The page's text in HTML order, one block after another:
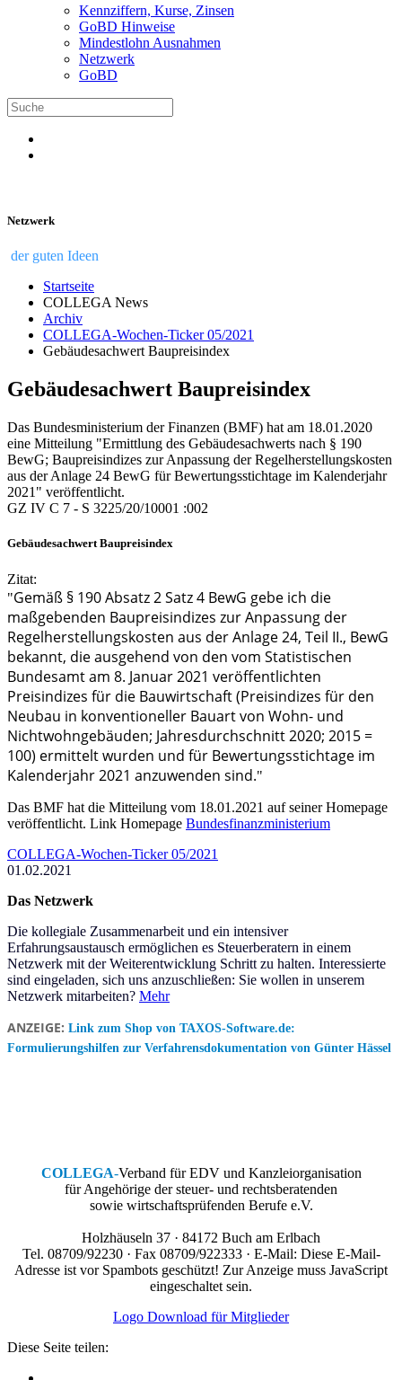
Kennziffern, Kurse, Zinsen
GoBD Hinweise
Mindestlohn Ausnahmen
Netzwerk
GoBD
Netzwerk
der guten Ideen
Startseite
COLLEGA News
Archiv
COLLEGA-Wochen-Ticker 05/2021
Gebäudesachwert Baupreisindex
Gebäudesachwert Baupreisindex
Das Bundesministerium der Finanzen (BMF) hat am 18.01.2020
eine Mitteilung "Ermittlung des Gebäudesachwerts nach § 190
BewG; Baupreisindizes zur Anpassung der Regelherstellungskosten
aus der Anlage 24 BewG für Bewertungsstichtage im Kalenderjahr
2021" veröffentlicht.
GZ IV C 7 - S 3225/20/10001 :002
Gebäudesachwert Baupreisindex
Zitat:
"Gemäß § 190 Absatz 2 Satz 4 BewG gebe ich die
maßgebenden Baupreisindizes zur Anpassung der
Regelherstellungskosten aus der Anlage 24, Teil II., BewG
bekannt, die ausgehend von den vom Statistischen
Bundesamt am 8. Januar 2021 veröffentlichten
Preisindizes für die Bauwirtschaft (Preisindizes für den
Neubau in konventioneller Bauart von Wohn- und
Nichtwohngebäuden; Jahresdurchschnitt 2020; 2015 =
100) ermittelt wurden und für Bewertungsstichtage im
Kalenderjahr 2021 anzuwenden sind."
Das BMF hat die Mitteilung vom 18.01.2021 auf seiner Homepage
veröffentlicht. Link Homepage Bundesfinanzministerium
COLLEGA-Wochen-Ticker 05/2021
01.02.2021
Das Netzwerk
Die kollegiale Zusammenarbeit und ein intensiver
Erfahrungsaustausch ermöglichen es Steuerberatern in einem
Netzwerk mit der Weiterentwicklung Schritt zu halten. Interessierte
sind eingeladen, sich uns anzuschließen: Sie wollen in unserem
Netzwerk mitarbeiten? Mehr
ANZEIGE: Link zum Shop von TAXOS-Software.de:
Formulierungshilfen zur Verfahrensdokumentation von Günter Hässel
COLLEGA-Verband für EDV und Kanzleiorganisation
für Angehörige der steuer- und rechtsberatenden
sowie wirtschaftsprüfenden Berufe e.V.
Holzhäuseln 37 · 84172 Buch am Erlbach
Tel. 08709/92230 · Fax 08709/922333 · E-Mail: Diese E-Mail-
Adresse ist vor Spambots geschützt! Zur Anzeige muss JavaScript
eingeschaltet sein.
Logo Download für Mitglieder
Diese Seite teilen: